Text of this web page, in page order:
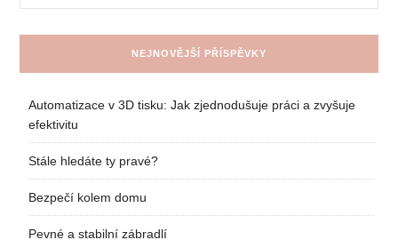
NEJNOVĚJŠÍ PŘÍSPĚVKY
Automatizace v 3D tisku: Jak zjednodušuje práci a zvyšuje
efektivitu
Stále hledáte ty pravé?
Bezpečí kolem domu
Pevné a stabilní zábradlí